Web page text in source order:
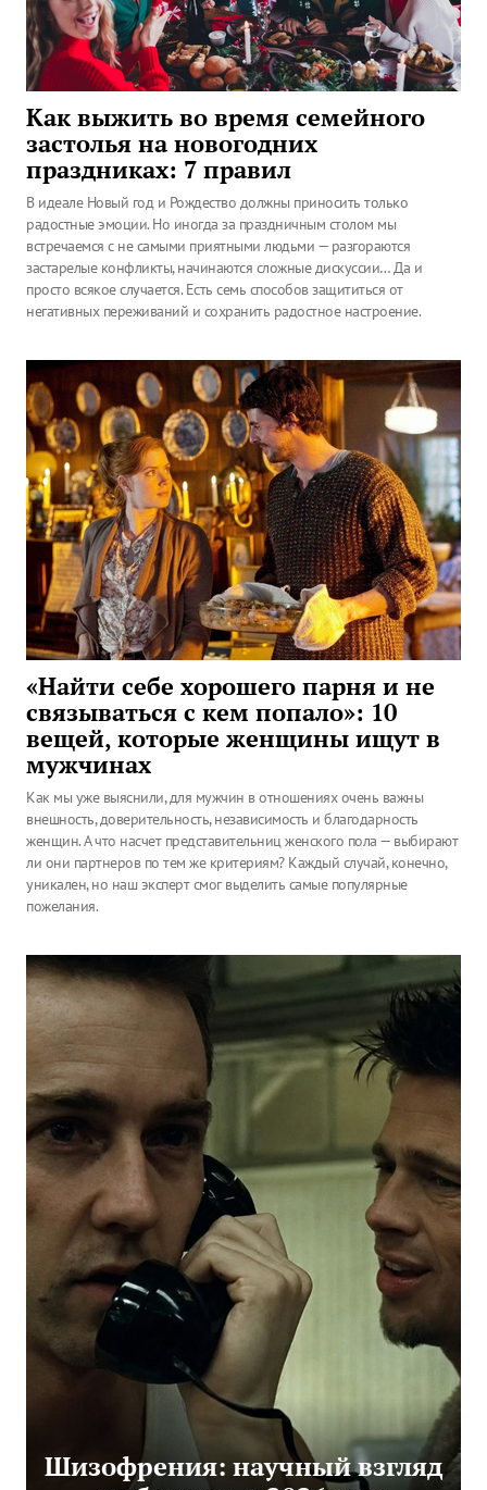
Как выжить во время семейного
застолья на новогодних
праздниках: 7 правил
В идеале Новый год и Рождество должны приносить только
радостные эмоции. Но иногда за праздничным столом мы
встречаемся с не самыми приятными людьми — разгораются
застарелые конфликты, начинаются сложные дискуссии… Да и
просто всякое случается. Есть семь способов защититься от
негативных переживаний и сохранить радостное настроение.
«Найти себе хорошего парня и не
связываться с кем попало»: 10
вещей, которые женщины ищут в
мужчинах
Как мы уже выяснили, для мужчин в отношениях очень важны
внешность, доверительность, независимость и благодарность
женщин. А что насчет представительниц женского пола — выбирают
ли они партнеров по тем же критериям? Каждый случай, конечно,
уникален, но наш эксперт смог выделить самые популярные
пожелания.
Шизофрения: научный взгляд